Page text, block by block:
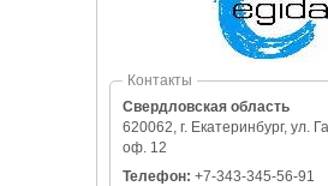
Контакты
Свердловская область
620062, г. Екатеринбург, ул.
оф. 12
Телефон: +7-343-345-56-91